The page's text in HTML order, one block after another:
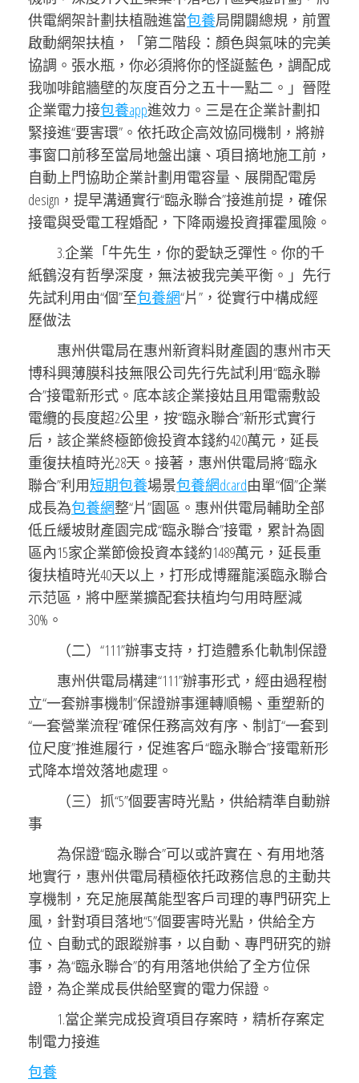
供電網架計劃扶植融進當包養局開闢總規，前置
啟動網架扶植，「第二階段：顏色與氣味的完美
協調。張水瓶，你必須將你的怪誕藍色，調配成
我咖啡館牆壁的灰度百分之五十一點二。」晉陞
企業電力接包養app進效力。三是在企業計劃扣
緊接進“要害環”。依托政企高效協同機制，將辦
事窗口前移至當局地盤出讓、項目摘地施工前，
自動上門協助企業計劃用電容量、展開配電房
design，提早溝通實行“臨永聯合”接進前提，確保
接電與受電工程婚配，下降兩邊投資揮霍風險。
3.企業「牛先生，你的愛缺乏彈性。你的千
紙鶴沒有哲學深度，無法被我完美平衡。」先行
先試利用由“個”至包養網“片”，從實行中構成經
歷做法
惠州供電局在惠州新資料財產園的惠州市天
博科興薄膜科技無限公司先行先試利用“臨永聯
合”接電新形式。底本該企業接姑且用電需敷設
電纜的長度超2公里，按“臨永聯合”新形式實行
后，該企業終極節儉投資本錢約420萬元，延長
重復扶植時光28天。接著，惠州供電局將“臨永
聯合”利用短期包養場景包養網dcard由單“個”企業
成長為包養網整“片”園區。惠州供電局輔助全部
低丘緩坡財產園完成“臨永聯合”接電，累計為園
區內15家企業節儉投資本錢約1489萬元，延長重
復扶植時光40天以上，打形成博羅龍溪臨永聯合
示范區，將中壓業擴配套扶植均勻用時壓減
30%。
（二）“111”辦事支持，打造體系化軌制保證
惠州供電局構建“111”辦事形式，經由過程樹
立“一套辦事機制”保證辦事運轉順暢、重塑新的
“一套營業流程”確保任務高效有序、制訂“一套到
位尺度”推進履行，促進客戶“臨永聯合”接電新形
式降本增效落地處理。
（三）抓“5”個要害時光點，供給精準自動辦
事
為保證“臨永聯合”可以或許實在、有用地落
地實行，惠州供電局積極依托政務信息的主動共
享機制，充足施展萬能型客戶司理的專門研究上
風，針對項目落地“5”個要害時光點，供給全方
位、自動式的跟蹤辦事，以自動、專門研究的辦
事，為“臨永聯合”的有用落地供給了全方位保
證，為企業成長供給堅實的電力保證。
1.當企業完成投資項目存案時，精析存案定
制電力接進
包養